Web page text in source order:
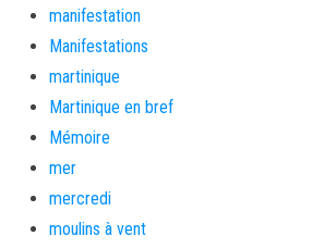
manifestation
Manifestations
martinique
Martinique en bref
Mémoire
mer
mercredi
moulins à vent